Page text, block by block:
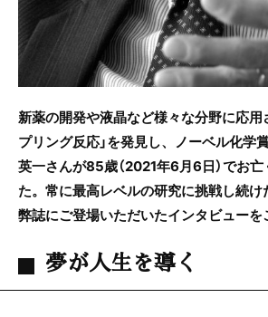
新薬の開発や液晶など様々な分野に応用
プリング反応」を発見し、ノーベル化学
英一さんが85歳（2021年6月6日）でお
た。常に最高レベルの研究に挑戦し続け
弊誌にご登場いただいたインタビューを
夢が人生を導く